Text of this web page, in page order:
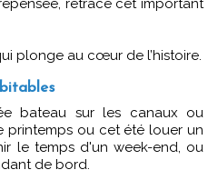
retrace cet important
plonge au cœur de l’histoire.
printemps ou cet été louer un
le temps d'un week-end, ou
de bord.